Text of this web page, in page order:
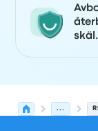
skäl.
...